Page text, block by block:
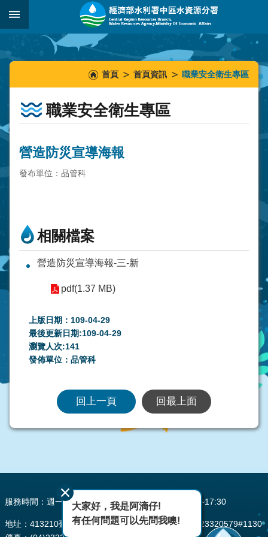
跳到主要內容區塊
::::::
首頁 首頁資訊 職業安全衛生專區
職業安全衛生專區
營造防災宣導海報
發布單位：品管科
相關檔案
營造防災宣導海報-三-新
pdf(1.37 MB)
上版日期：109-04-29
最後更新日期:109-04-29
瀏覽人次:141
發佈單位：品管科
回上一頁 回最上面
服務時間：週一至週五 AM08:00~12:00 PM13:30~17:30
地址：413210臺中市霧峰區峰堤路195號 電話：(04)23320579#1130
大家好，我是阿滴仔!
有任何問題可以先問我噢!